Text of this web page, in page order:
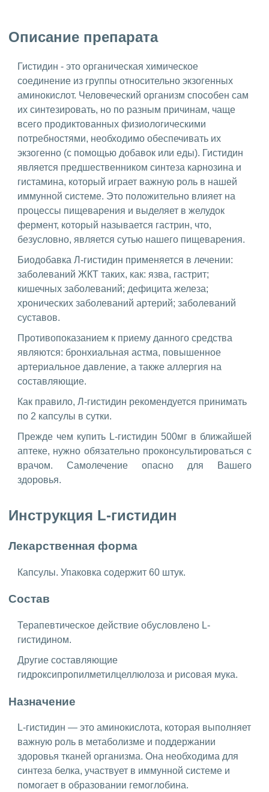
Описание препарата
Гистидин - это органическая химическое
соединение из группы относительно экзогенных
аминокислот. Человеческий организм способен сам
их синтезировать, но по разным причинам, чаще
всего продиктованных физиологическими
потребностями, необходимо обеспечивать их
экзогенно (с помощью добавок или еды). Гистидин
является предшественником синтеза карнозина и
гистамина, который играет важную роль в нашей
иммунной системе. Это положительно влияет на
процессы пищеварения и выделяет в желудок
фермент, который называется гастрин, что,
безусловно, является сутью нашего пищеварения.
Биодобавка Л-гистидин применяется в лечении:
заболеваний ЖКТ таких, как: язва, гастрит;
кишечных заболеваний; дефицита железа;
хронических заболеваний артерий; заболеваний
суставов.
Противопоказанием к приему данного средства
являются: бронхиальная астма, повышенное
артериальное давление, а также аллергия на
составляющие.
Как правило, Л-гистидин рекомендуется принимать
по 2 капсулы в сутки.
Прежде чем купить L-гистидин 500мг в ближайшей
аптеке, нужно обязательно проконсультироваться с
врачом. Самолечение опасно для Вашего
здоровья.
Инструкция L-гистидин
Лекарственная форма
Капсулы. Упаковка содержит 60 штук.
Состав
Терапевтическое действие обусловлено L-
гистидином.
Другие составляющие
гидроксипропилметилцеллюлоза и рисовая мука.
Назначение
L-гистидин — это аминокислота, которая выполняет
важную роль в метаболизме и поддержании
здоровья тканей организма. Она необходима для
синтеза белка, участвует в иммунной системе и
помогает в образовании гемоглобина.